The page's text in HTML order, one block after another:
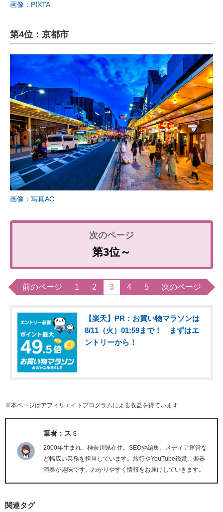
画像：PIXTA
第4位：京都市
画像：写真AC
第3位～
前のページ 1 2 3 4 5 次のページ
【楽天】PR：お買い物マラソンは
8/11（火）01:59まで！ まずはエ
ントリーから！
※本ページはアフィリエイトプログラムによる収益を得ています
筆者：スミ
2000年生まれ、神奈川県在住。SEOや編集、メディア運営な
ど幅広い業務を担当しています。旅行やYouTube鑑賞、楽器
演奏が趣味です。わかりやすく情報をお届けしていきます。
関連タグ